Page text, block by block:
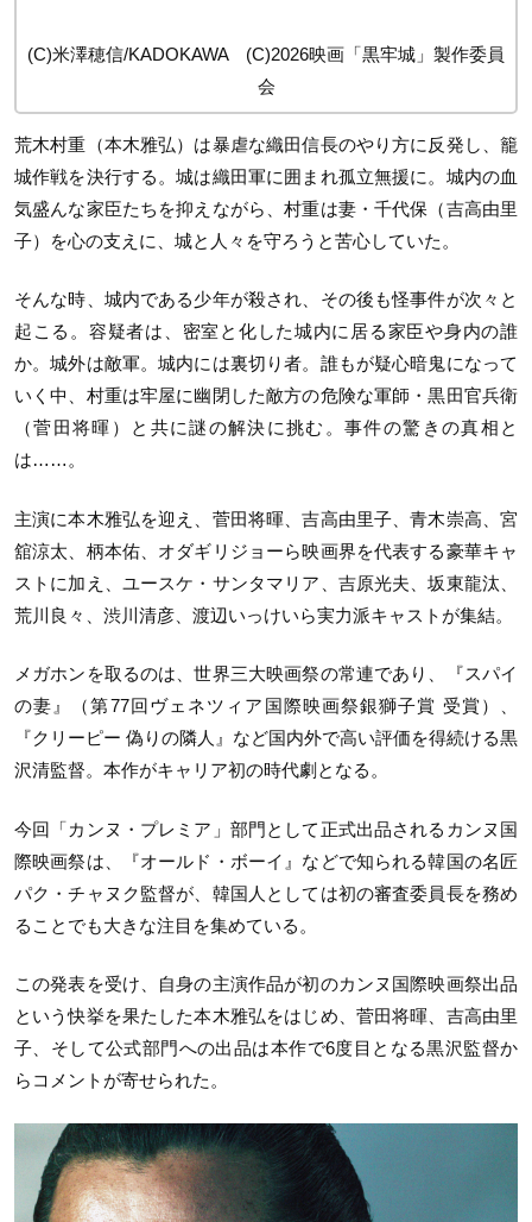
(C)米澤穂信/KADOKAWA (C)2026映画「黒牢城」製作委員
会
荒木村重（本木雅弘）は暴虐な織田信長のやり方に反発し、籠
城作戦を決行する。城は織田軍に囲まれ孤立無援に。城内の血
気盛んな家臣たちを抑えながら、村重は妻・千代保（吉高由里
子）を心の支えに、城と人々を守ろうと苦心していた。
そんな時、城内である少年が殺され、その後も怪事件が次々と
起こる。容疑者は、密室と化した城内に居る家臣や身内の誰
か。城外は敵軍。城内には裏切り者。誰もが疑心暗鬼になって
いく中、村重は牢屋に幽閉した敵方の危険な軍師・黒田官兵衛
（菅田将暉）と共に謎の解決に挑む。事件の驚きの真相と
は……。
主演に本木雅弘を迎え、菅田将暉、吉高由里子、青木崇高、宮
舘涼太、柄本佑、オダギリジョーら映画界を代表する豪華キャ
ストに加え、ユースケ・サンタマリア、吉原光夫、坂東龍汰、
荒川良々、渋川清彦、渡辺いっけいら実力派キャストが集結。
メガホンを取るのは、世界三大映画祭の常連であり、『スパイ
の妻』（第77回ヴェネツィア国際映画祭銀獅子賞 受賞）、
『クリーピー 偽りの隣人』など国内外で高い評価を得続ける黒
沢清監督。本作がキャリア初の時代劇となる。
今回「カンヌ・プレミア」部門として正式出品されるカンヌ国
際映画祭は、『オールド・ボーイ』などで知られる韓国の名匠
パク・チャヌク監督が、韓国人としては初の審査委員長を務め
ることでも大きな注目を集めている。
この発表を受け、自身の主演作品が初のカンヌ国際映画祭出品
という快挙を果たした本木雅弘をはじめ、菅田将暉、吉高由里
子、そして公式部門への出品は本作で6度目となる黒沢監督か
らコメントが寄せられた。